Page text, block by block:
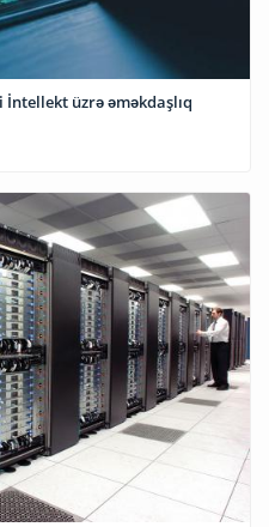
üzrə əməkdaşlıq